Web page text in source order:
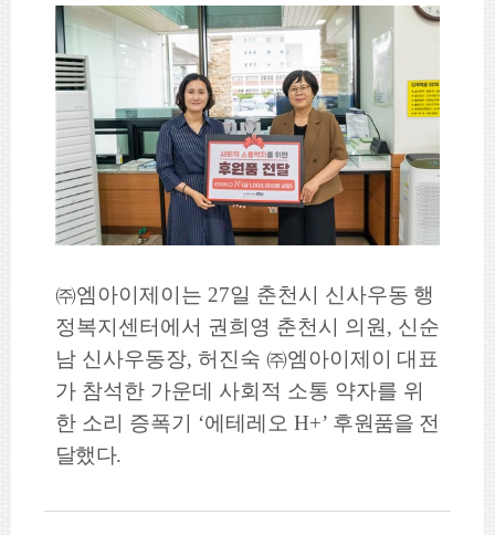
㈜엠아이제이는 27일 춘천시 신사우동 행
정복지센터에서 권희영 춘천시 의원, 신순
남 신사우동장, 허진숙 ㈜엠아이제이 대표
가 참석한 가운데 사회적 소통 약자를 위
한 소리 증폭기 ‘에테레오 H+’ 후원품을 전
달했다.